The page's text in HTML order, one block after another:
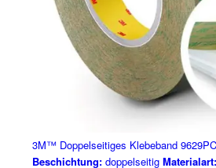
3M™ Doppelseitiges Klebeband 9629PC
Beschichtung:doppelseitig Materialart: